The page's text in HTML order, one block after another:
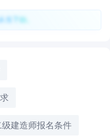
当下始。
级建造师报名条件